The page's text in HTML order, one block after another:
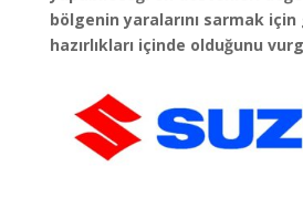
bölgenin yaralarını sarmak için
hazırlıkları içinde olduğunu